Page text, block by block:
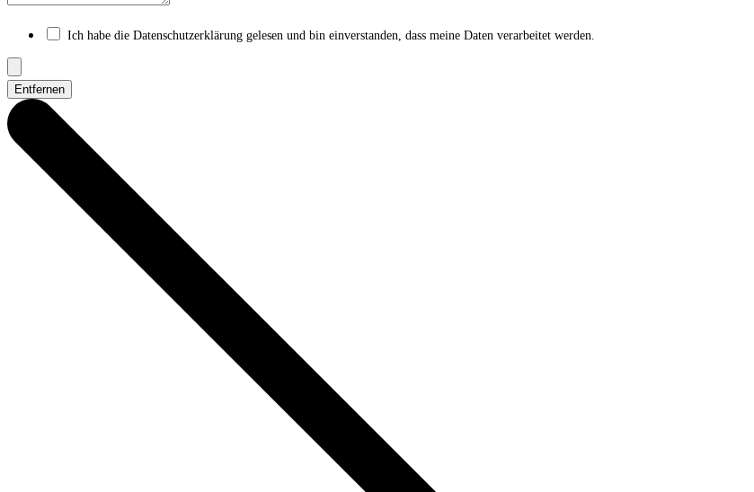
Ich habe die Datenschutzerklärung gelesen und bin einverstanden, dass meine Daten verarbeitet werden.
Entfernen